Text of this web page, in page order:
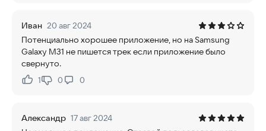
Иван 20 авг 2024
Потенциально хорошее приложение, но на Samsung
Galaxy M31 не пишется трек если приложение было
свернуто.
Нравится:
1Не нравится:
0 0
Александр 17 авг 2024